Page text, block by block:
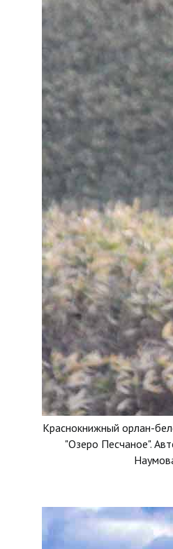
Краснокнижный орлан-
"Озеро Песчаное".